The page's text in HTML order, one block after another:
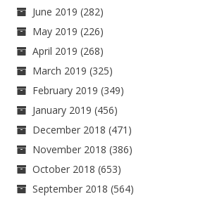
June 2019 (282)
May 2019 (226)
April 2019 (268)
March 2019 (325)
February 2019 (349)
January 2019 (456)
December 2018 (471)
November 2018 (386)
October 2018 (653)
September 2018 (564)